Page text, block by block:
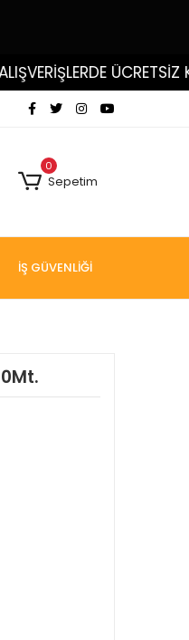
ÜCRETSİZ
0
Sepetim
İŞ GÜVENLİĞİ